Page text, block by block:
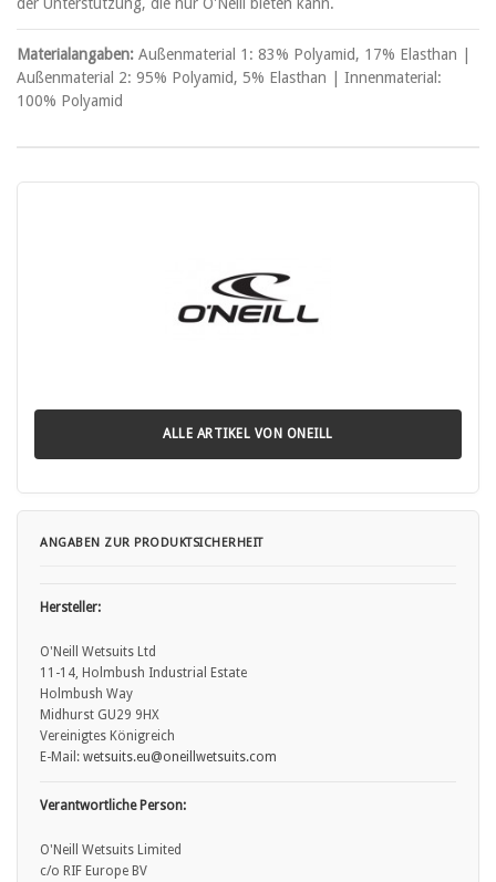
Materialangaben: Außenmaterial 1: 83% Polyamid, 17% Elasthan |
Außenmaterial 2: 95% Polyamid, 5% Elasthan | Innenmaterial:
100% Polyamid
ALLE ARTIKEL VON ONEILL
ANGABEN ZUR PRODUKTSICHERHEIT
Hersteller:
O'Neill Wetsuits Ltd
11-14, Holmbush Industrial Estate
Holmbush Way
Midhurst GU29 9HX
Vereinigtes Königreich
E-Mail: wetsuits.eu@oneillwetsuits.com
Verantwortliche Person:
O'Neill Wetsuits Limited
c/o RIF Europe BV